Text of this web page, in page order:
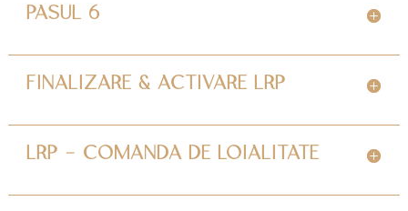
PASUL 6
FINALIZARE & ACTIVARE LRP
LRP - COMANDA DE LOIALITATE